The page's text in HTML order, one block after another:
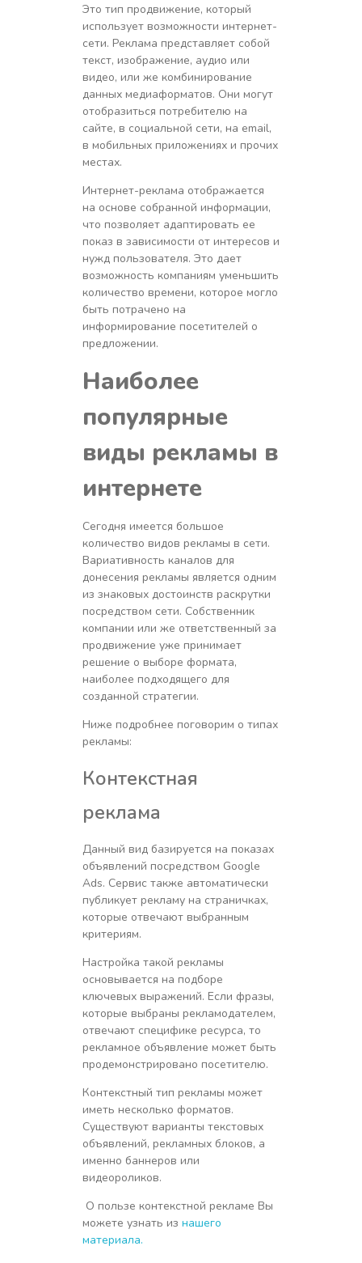
Это тип продвижение, который
использует возможности интернет-
сети. Реклама представляет собой
текст, изображение, аудио или
видео, или же комбинирование
данных медиаформатов. Они могут
отобразиться потребителю на
сайте, в социальной сети, на email,
в мобильных приложениях и прочих
местах.
Интернет-реклама отображается
на основе собранной информации,
что позволяет адаптировать ее
показ в зависимости от интересов и
нужд пользователя. Это дает
возможность компаниям уменьшить
количество времени, которое могло
быть потрачено на
информирование посетителей о
предложении.
Наиболее
популярные
виды рекламы в
интернете
Сегодня имеется большое
количество видов рекламы в сети.
Вариативность каналов для
донесения рекламы является одним
из знаковых достоинств раскрутки
посредством сети. Собственник
компании или же ответственный за
продвижение уже принимает
решение о выборе формата,
наиболее подходящего для
созданной стратегии.
Ниже подробнее поговорим о типах
рекламы:
Контекстная
реклама
Данный вид базируется на показах
объявлений посредством Google
Ads. Сервис также автоматически
публикует рекламу на страничках,
которые отвечают выбранным
критериям.
Настройка такой рекламы
основывается на подборе
ключевых выражений. Если фразы,
которые выбраны рекламодателем,
отвечают специфике ресурса, то
рекламное объявление может быть
продемонстрировано посетителю.
Контекстный тип рекламы может
иметь несколько форматов.
Существуют варианты текстовых
объявлений, рекламных блоков, а
именно баннеров или
видеороликов.
О пользе контекстной рекламе Вы
можете узнать из нашего
материала.